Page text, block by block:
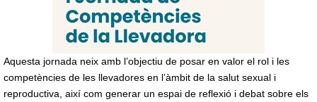
Aquesta jornada neix amb l’objectiu de posar en valor el rol i les
competències de les llevadores en l’àmbit de la salut sexual i
reproductiva, així com generar un espai de reflexió i debat sobre els